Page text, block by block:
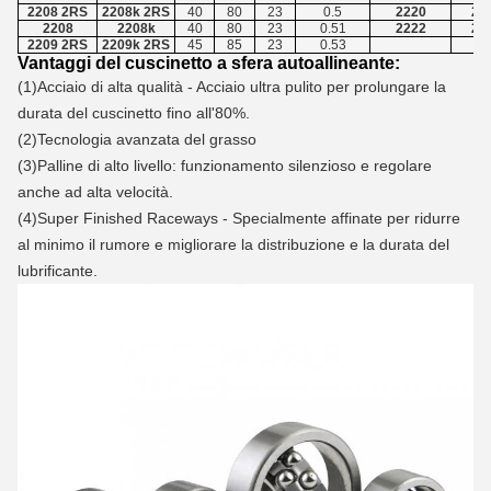
2208 2RS
2208k 2RS 40 80 23 0.5 2220
2208
2208k 40 80 23 0.51 2222
2209 2RS
2209k 2RS 45 85 23 0.53
Vantaggi del cuscinetto a sfera autoallineante:
(1)Acciaio di alta qualità - Acciaio ultra pulito per prolungare la
durata del cuscinetto fino all'80%.
(2)Tecnologia avanzata del grasso
(3)Palline di alto livello: funzionamento silenzioso e regolare
anche ad alta velocità.
(4)Super Finished Raceways - Specialmente affinate per ridurre
al minimo il rumore e migliorare la distribuzione e la durata del
lubrificante.